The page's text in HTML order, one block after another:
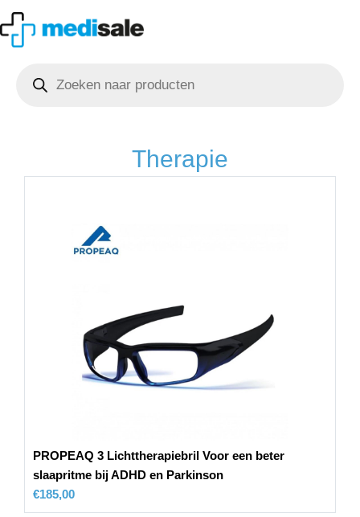
naar
de
zoeken
Therapie
PROPEAQ 3 Lichttherapiebril Voor een beter
slaapritme bij ADHD en Parkinson
€185,00